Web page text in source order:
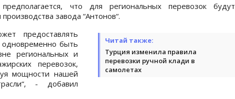
что для региональных перевозок будут
завода “Антонов“.
Читай также:
Турция изменила правила
перевозки ручной клади в
самолетах
предоставлять
одновременно быть
региональных и
перевозок,
мощности нашей
- добавил